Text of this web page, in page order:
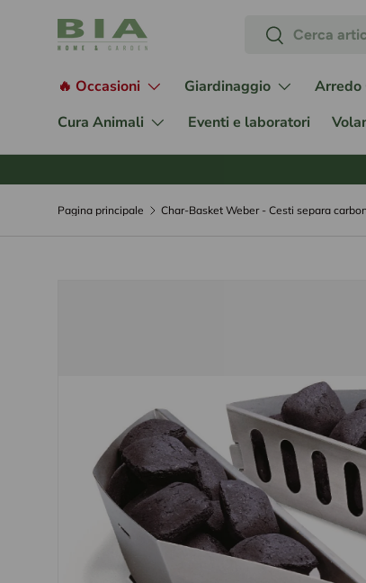
Passa ai contenuti Cerca
Cerca
🔥 Occasioni Giardinaggio Arredo
Cura Animali
Eventi e laboratori
Pagina principale